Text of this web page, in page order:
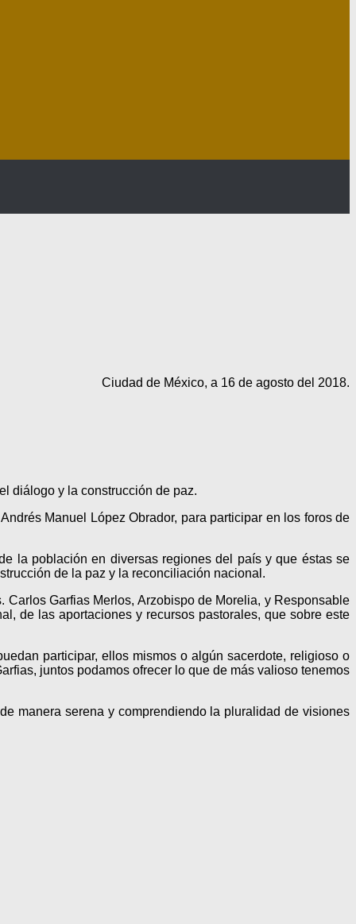
Ciudad de México, a 16 de agosto del 2018.
diálogo y la construcción de paz.
Manuel López Obrador, para participar en los foros de
la población en diversas regiones del país y que éstas se
de la paz y la reconciliación nacional.
Garfias Merlos, Arzobispo de Morelia, y Responsable
de las aportaciones y recursos pastorales, que sobre este
participar, ellos mismos o algún sacerdote, religioso o
juntos podamos ofrecer lo que de más valioso tenemos
manera serena y comprendiendo la pluralidad de visiones